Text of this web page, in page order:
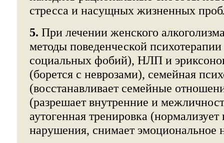
стресса и насущных жизненных
5. При лечении женского
методы поведенческой психотерапии
социальных фобий), НЛП и
(борется с неврозами), семейная
(восстанавливает семейные
(разрешает внутренние и
аутогенная тренировка (нормализует
нарушения, снимает эмоциональное